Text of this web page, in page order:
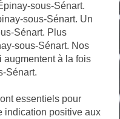
sous-Sénart.
sous-Sénart. Un
Sénart. Plus
sous-Sénart. Nos
augmentent à la fois
Sénart.
essentiels pour
indication positive aux